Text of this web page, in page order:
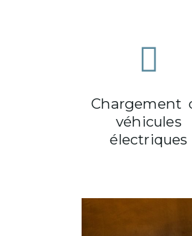
Chargement
véhicules
électriques